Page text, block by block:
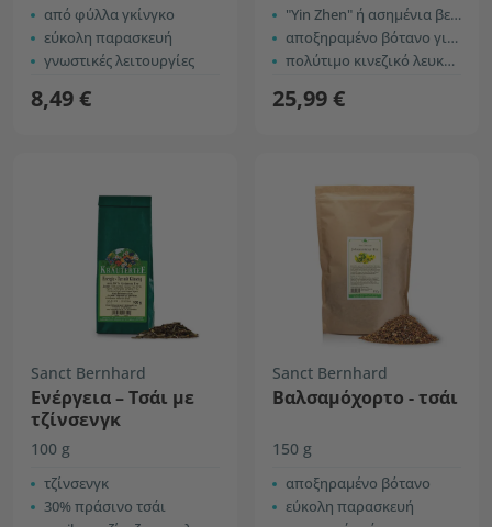
από φύλλα γκίνγκο
εύκολη παρασκευή
γνωστικές λειτουργίες
8,49 €
"Yin Zhen" ή ασημένια βελόνα
αποξηραμένο βότανο για την παρασκευή ροφήματος
πολύτιμο κινεζικό λευκό τσάι
25,99 €
Sanct Bernhard
Ενέργεια – Τσάι με
τζίνσενγκ
100 g
τζίνσενγκ
30% πράσινο τσάι
Sanct Bernhard
Βαλσαμόχορτο - τσάι
150 g
αποξηραμένο βότανο
εύκολη παρασκευή